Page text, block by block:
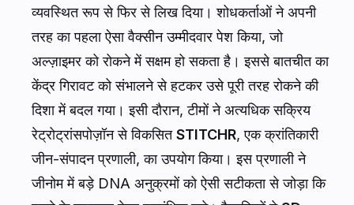
व्यवस्थित रूप से फिर से लिख दिया। शोधकर्ताओं ने अपनी
तरह का पहला ऐसा वैक्सीन उम्मीदवार पेश किया, जो
अल्ज़ाइमर को रोकने में सक्षम हो सकता है। इससे बातचीत का
केंद्र गिरावट को संभालने से हटकर उसे पूरी तरह रोकने की
दिशा में बदल गया। इसी दौरान, टीमों ने अत्यधिक सक्रिय
रेट्रोट्रांसपोज़ॉन से विकसितSTITCHR, एक क्रांतिकारी
जीन-संपादन प्रणाली, का उपयोग किया। इस प्रणाली ने
जीनोम में बड़े DNA अनुक्रमों को ऐसी सटीकता से जोड़ा कि